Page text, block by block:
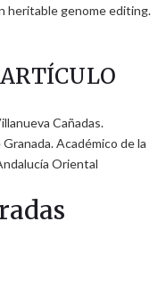
heritable genome editing.
Cañadas.
Académico de la
Oriental